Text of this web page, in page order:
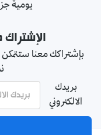
يومية
بإشتراكك معنا ستتمكن
بريدك
الالكتروني